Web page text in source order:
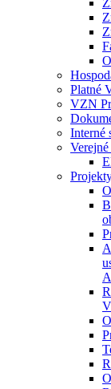
Platné
VZN
Interné